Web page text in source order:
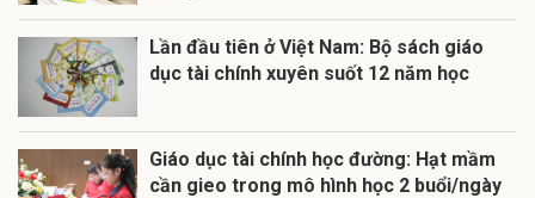
Lần đầu tiên ở Việt Nam: Bộ sách giáo
dục tài chính xuyên suốt 12 năm học
Giáo dục tài chính học đường: Hạt mầm
cần gieo trong mô hình học 2 buổi/ngày